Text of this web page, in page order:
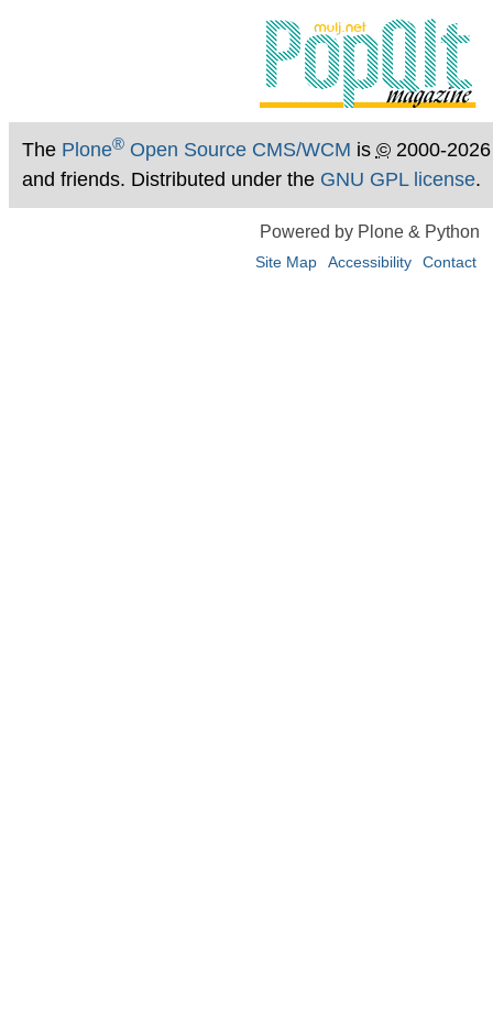
The Plone®Open Source CMS/WCM is ©2000-
and friends. Distributed under the GNU GPL license.
Powered by Plone & Python
Site Map Accessibility Contact